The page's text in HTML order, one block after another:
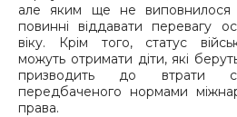
але яким ще не виповнилося
повинні віддавати перевагу
віку. Крім того, статус
можуть отримати діти, які
призводить до втрати
передбаченого нормами
права.